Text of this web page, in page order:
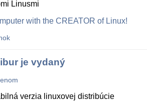
Linusmi
with the CREATOR of Linux!
je vydaný
verzia linuxovej distribúcie